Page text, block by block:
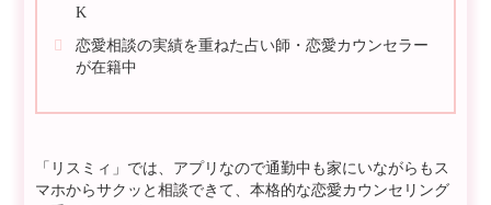
K
恋愛相談の実績を重ねた占い師・恋愛カウンセラー
が在籍中
「リスミィ」では、アプリなので通勤中も家にいながらもス
マホからサクッと相談できて、本格的な恋愛カウンセリング